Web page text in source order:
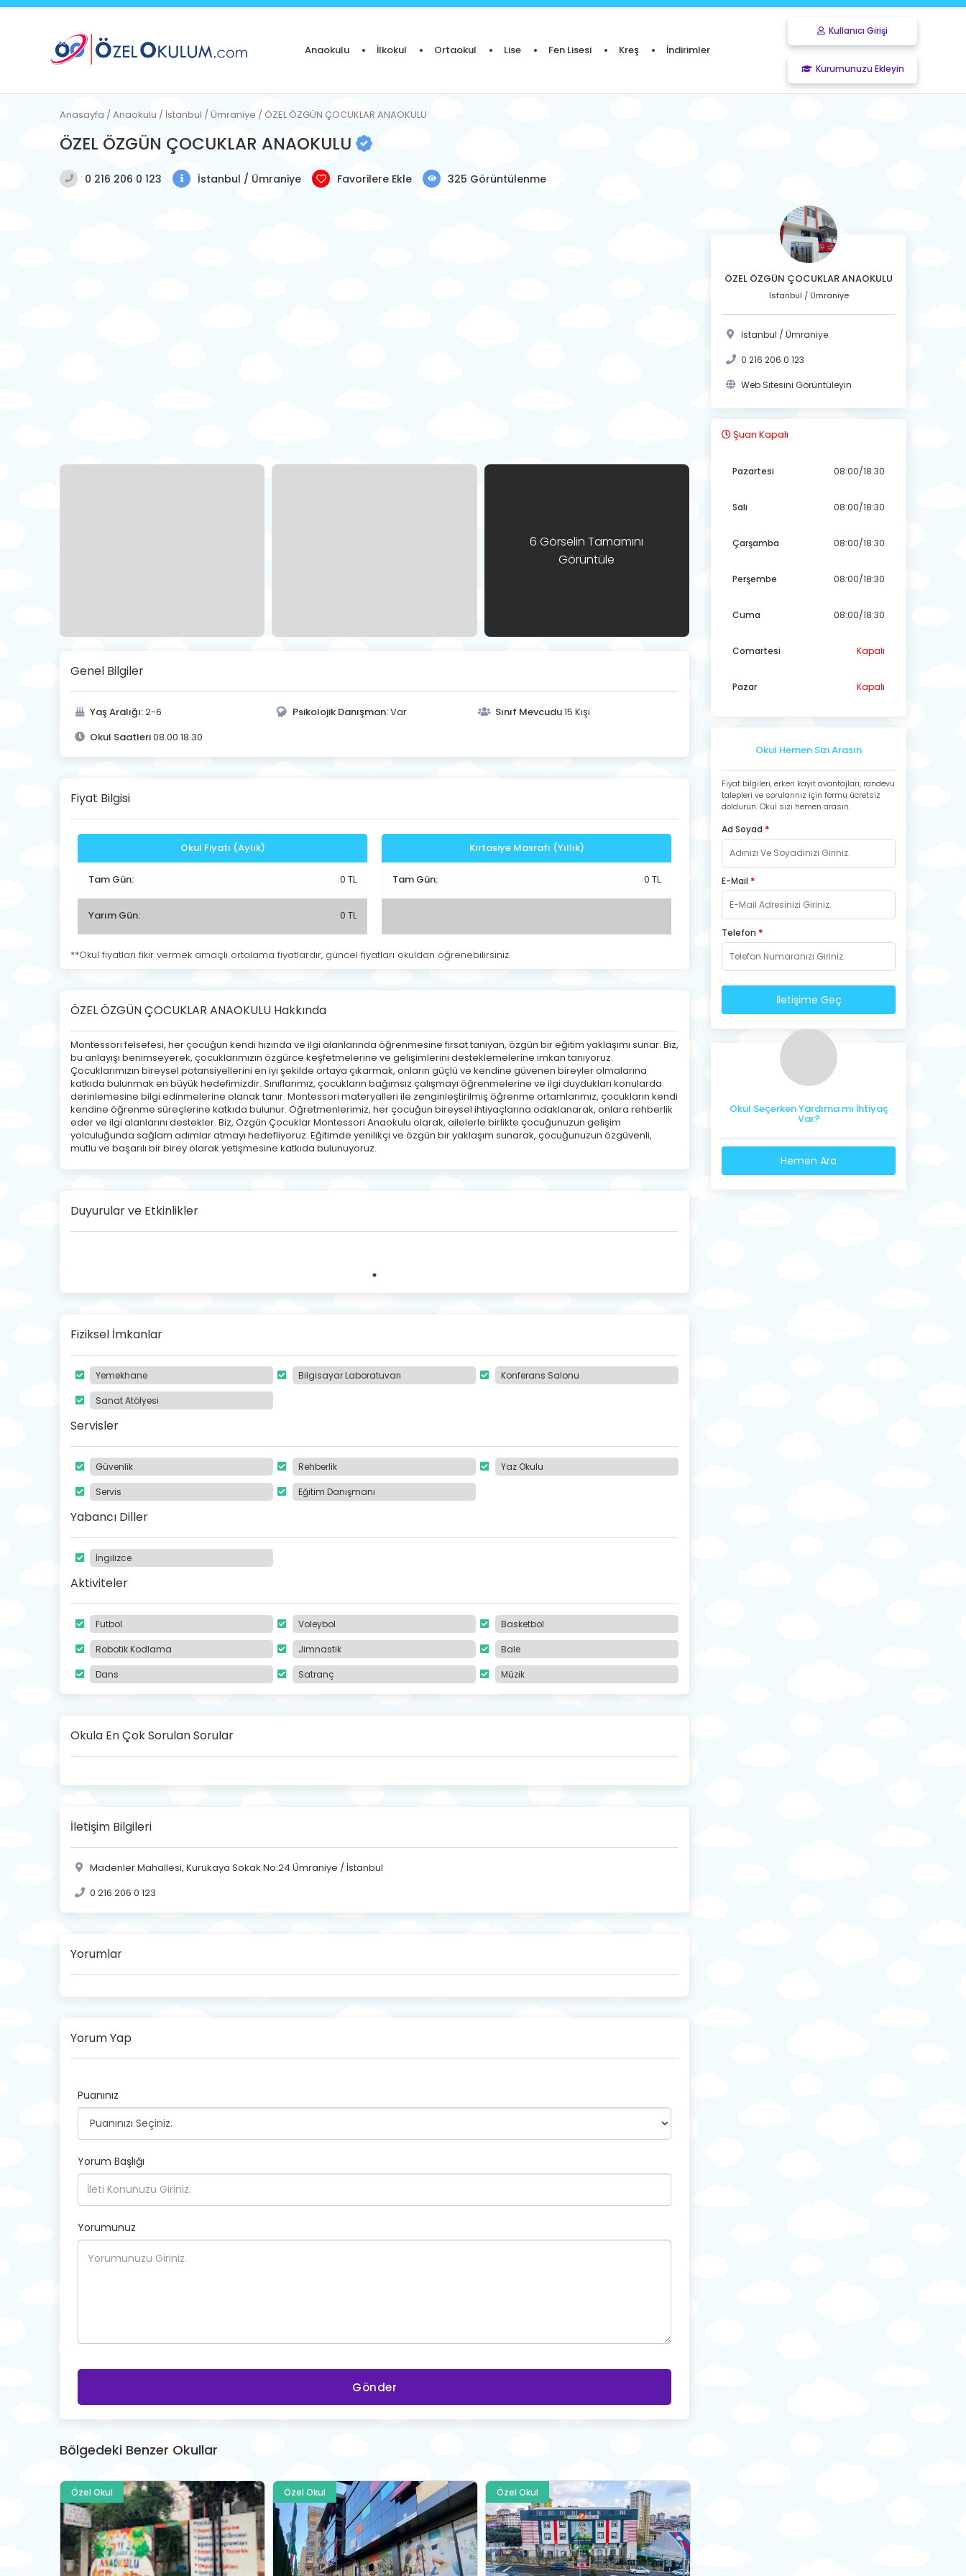
Anaokulu İlkokul Ortaokul Lise Fen Lisesi Kreş İndirimler
Kullanıcı Girişi
Kurumunuzu Ekleyin
Anasayfa / Anaokulu / İstanbul / Ümraniye / ÖZEL ÖZGÜN ÇOCUKLAR ANAOKULU
ÖZEL ÖZGÜN ÇOCUKLAR ANAOKULU
0 216 206 0 123 İstanbul / Ümraniye Favorilere Ekle 325 Görüntülenme
6 Görselin Tamamını
Görüntüle
Genel Bilgiler
Yaş Aralığı:2-6 Psikolojik Danışman:Var Sınıf Mevcudu15 Kişi
Okul Saatleri08.00 18.30
Fiyat Bilgisi
Okul Fiyatı (Aylık)
Tam Gün: 0 TL
Yarım Gün: 0 TL
Kırtasiye Masrafı (Yıllık)
Tam Gün: 0 TL
**Okul fiyatları fikir vermek amaçlı ortalama fiyatlardır, güncel fiyatları okuldan öğrenebilirsiniz.
ÖZEL ÖZGÜN ÇOCUKLAR ANAOKULU Hakkında
Montessori felsefesi, her çocuğun kendi hızında ve ilgi alanlarında öğrenmesine fırsat tanıyan, özgün bir eğitim yaklaşımı sunar. Biz,
bu anlayışı benimseyerek, çocuklarımızın özgürce keşfetmelerine ve gelişimlerini desteklemelerine imkan tanıyoruz.
Çocuklarımızın bireysel potansiyellerini en iyi şekilde ortaya çıkarmak, onların güçlü ve kendine güvenen bireyler olmalarına
katkıda bulunmak en büyük hedefimizdir. Sınıflarımız, çocukların bağımsız çalışmayı öğrenmelerine ve ilgi duydukları konularda
derinlemesine bilgi edinmelerine olanak tanır. Montessori materyalleri ile zenginleştirilmiş öğrenme ortamlarımız, çocukların kendi
kendine öğrenme süreçlerine katkıda bulunur. Öğretmenlerimiz, her çocuğun bireysel ihtiyaçlarına odaklanarak, onlara rehberlik
eder ve ilgi alanlarını destekler. Biz, Özgün Çocuklar Montessori Anaokulu olarak, ailelerle birlikte çocuğunuzun gelişim
yolculuğunda sağlam adımlar atmayı hedefliyoruz. Eğitimde yenilikçi ve özgün bir yaklaşım sunarak, çocuğunuzun özgüvenli,
mutlu ve başarılı bir birey olarak yetişmesine katkıda bulunuyoruz.
Duyurular ve Etkinlikler
Fiziksel İmkanlar
Yemekhane Bilgisayar Laboratuvarı Konferans Salonu
Sanat Atölyesi
Servisler
Güvenlik Rehberlik Yaz Okulu
Servis Eğitim Danışmanı
Yabancı Diller
İngilizce
Aktiviteler
Futbol Voleybol Basketbol
Robotik Kodlama Jimnastik Bale
Dans Satranç Müzik
Okula En Çok Sorulan Sorular
İletişim Bilgileri
Madenler Mahallesi, Kurukaya Sokak No:24 Ümraniye / İstanbul
0 216 206 0 123
Yorumlar
Yorum Yap
Puanınız
Yorum Başlığı
Yorumunuz
Gönder
Bölgedeki Benzer Okullar
Özel Okul Özel Okul Özel Okul
ÖZEL ÖZGÜN ÇOCUKLAR ANAOKULU
İstanbul / Ümraniye
İstanbul / Ümraniye
0 216 206 0 123
Web Sitesini Görüntüleyin
Şuan Kapalı
Pazartesi 08:00/18:30
Salı 08:00/18:30
Çarşamba 08:00/18:30
Perşembe 08:00/18:30
Cuma 08:00/18:30
Comartesi Kapalı
Pazar Kapalı
Okul Hemen Sizi Arasın
Fiyat bilgileri, erken kayıt avantajları, randevu
talepleri ve sorularınız için formu ücretsiz
doldurun. Okul sizi hemen arasın.
Ad Soyad *
E-Mail *
Telefon *
İletişime Geç
Okul Seçerken Yardıma mı İhtiyaç
Var?
Hemen Ara